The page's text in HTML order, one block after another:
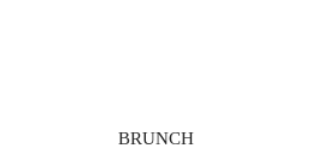
BRUNCH